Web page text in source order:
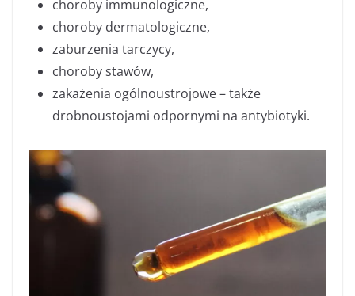
choroby immunologiczne,
choroby dermatologiczne,
zaburzenia tarczycy,
choroby stawów,
zakażenia ogólnoustrojowe – także
drobnoustojami odpornymi na antybiotyki.